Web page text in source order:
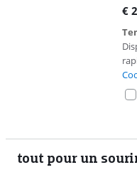
€
tout pour un
, livré demain gratuitement